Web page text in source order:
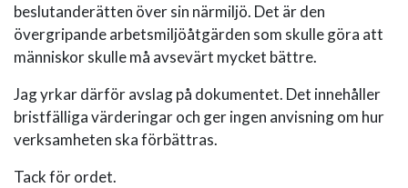
beslutanderätten över sin närmiljö. Det är den
övergripande arbetsmiljöåtgärden som skulle göra att
människor skulle må avsevärt mycket bättre.
Jag yrkar därför avslag på dokumentet. Det innehåller
bristfälliga värderingar och ger ingen anvisning om hur
verksamheten ska förbättras.
Tack för ordet.